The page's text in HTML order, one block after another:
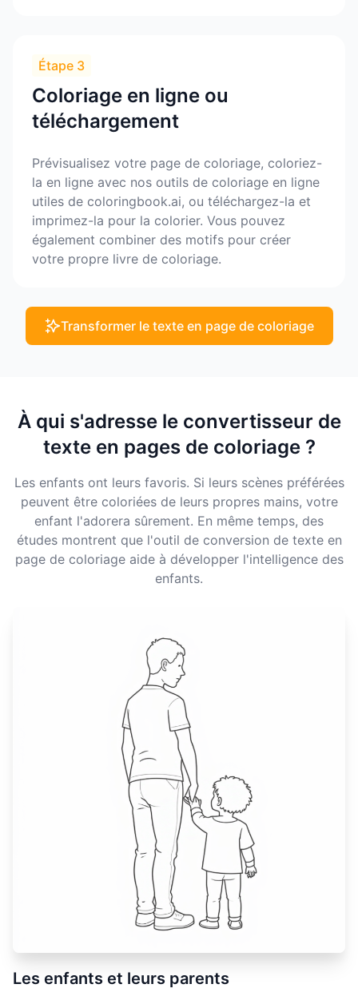
Étape 3
Coloriage en ligne ou
téléchargement
Prévisualisez votre page de coloriage, coloriez-
la en ligne avec nos outils de coloriage en ligne
utiles de coloringbook.ai, ou téléchargez-la et
imprimez-la pour la colorier. Vous pouvez
également combiner des motifs pour créer
votre propre livre de coloriage.
Transformer le texte en page de coloriage
À qui s'adresse le convertisseur de
texte en pages de coloriage ?
Les enfants ont leurs favoris. Si leurs scènes préférées
peuvent être coloriées de leurs propres mains, votre
enfant l'adorera sûrement. En même temps, des
études montrent que l'outil de conversion de texte en
page de coloriage aide à développer l'intelligence des
enfants.
Les enfants et leurs parents